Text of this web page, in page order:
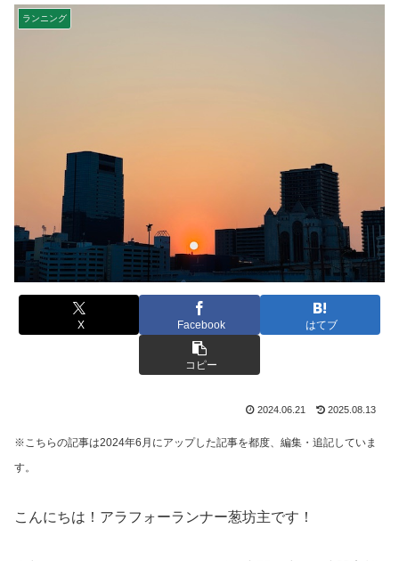
ランニング
X Facebook はてブ
コピー
2024.06.21 2025.08.13
※こちらの記事は2024年6月にアップした記事を都度、編集・追記していま
す。
こんにちは！アラフォーランナー葱坊主です！